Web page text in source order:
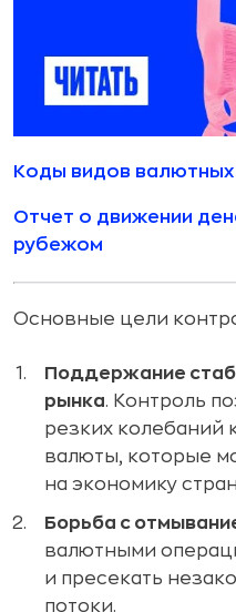
Коды видов
Отчет о движении
рубежом
Основные цели
Поддержание
рынка. Контроль
резких колебаний
валюты, которые
на экономику
Борьба с
валютными
и пресекать
потоки.